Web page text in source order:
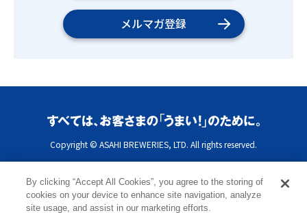
メルマガ登録
Copyright © ASAHI BREWERIES, LTD. All rights reserved.
By clicking “Accept All Cookies”, you agree to the storing of
cookies on your device to enhance site navigation, analyze
site usage, and assist in our marketing efforts.